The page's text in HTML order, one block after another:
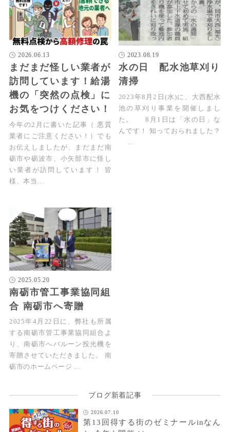
2026.06.13
まだまだ怪しい業者が
訪問しています！給湯
機の「突然の点検」に
お気をつけください！
今年の2月に書いた記事（ 悪質
業者にご注意ください！）でも
お伝えしましたが、まだまだ南
砺市や砺波市、小矢部市に怪し
い業者が訪問しています！ 皆
様、本当…
2023.08.19
水の日 配水池草刈り
清掃
2023年8月2日(水)に、大西配水
池の草刈り事業を開催しまし
た。 8月1日は「水の日」な
んです！ 知っておられました？
2025.05.20
南砺市管工事業協同組
合 南砺市へ寄贈
2025年4月22日に、弊社も所属
する南砺市管工事業協同組合よ
り、南砺市へバルーン投光機を
寄贈させていただきました。 南
砺市のホームページ …
ブログ新着記事
2026.07.10
第13回得する街のゼミナールinなん